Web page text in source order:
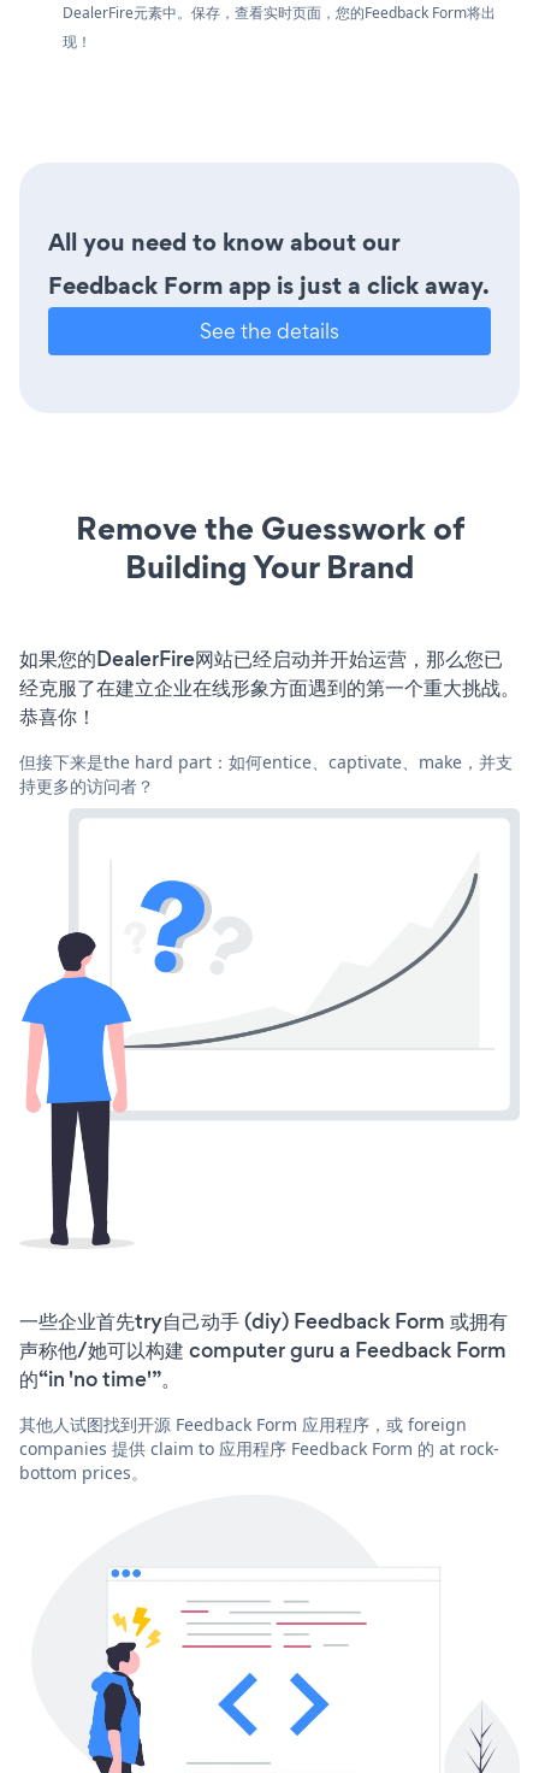
DealerFire元素中。保存，查看实时页面，您的Feedback Form将出
现！
All you need to know about our
Feedback Form app is just a click away.
See the details
Remove the Guesswork of
Building Your Brand
如果您的DealerFire网站已经启动并开始运营，那么您已
经克服了在建立企业在线形象方面遇到的第一个重大挑战。
恭喜你！
但接下来是the hard part：如何entice、captivate、make，并支
持更多的访问者？
一些企业首先try自己动手 (diy) Feedback Form 或拥有
声称他/她可以构建 computer guru a Feedback Form
的“in 'no time'”。
其他人试图找到开源 Feedback Form 应用程序，或 foreign
companies 提供 claim to 应用程序 Feedback Form 的 at rock-
bottom prices。